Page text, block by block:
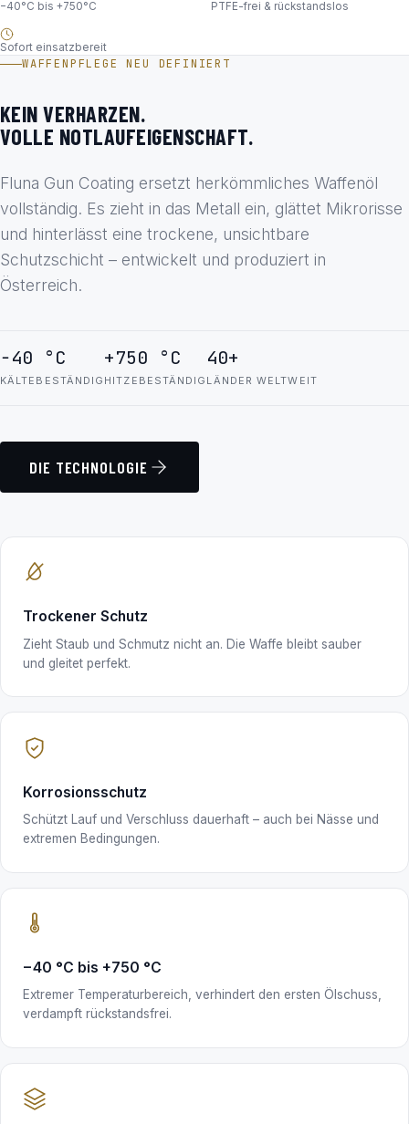
−40°C bis +750°C PTFE-frei & rückstandslos
Sofort einsatzbereit
WAFFENPFLEGE NEU DEFINIERT
KEIN VERHARZEN.
VOLLE NOTLAUFEIGENSCHAFT.
Fluna Gun Coating ersetzt herkömmliches Waffenöl
vollständig. Es zieht in das Metall ein, glättet Mikrorisse
und hinterlässt eine trockene, unsichtbare
Schutzschicht – entwickelt und produziert in
Österreich.
−40 °C
KÄLTEBESTÄNDIG
+750 °C
HITZEBESTÄNDIG
40+
LÄNDER WELTWEIT
DIE TECHNOLOGIE
Trockener Schutz
Zieht Staub und Schmutz nicht an. Die Waffe bleibt sauber
und gleitet perfekt.
Korrosionsschutz
Schützt Lauf und Verschluss dauerhaft – auch bei Nässe und
extremen Bedingungen.
−40 °C bis +750 °C
Extremer Temperaturbereich, verhindert den ersten Ölschuss,
verdampft rückstandsfrei.